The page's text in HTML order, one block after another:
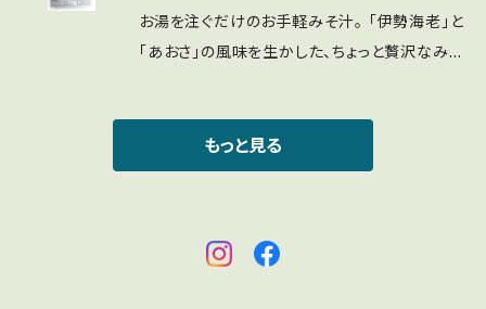
ｇ、1袋ずつ個包装になっています。
風味。 厳選素材・その弐【鴨川産・房州ひじき】
・・・鮮度の高い地元のひじきは、煮崩れがなくふ
節、ひじき、ごま、しょうゆ、みりん、砂糖、酢、（原
材料の一部に小麦、大豆含む） 内容量：40ｇ
お湯を注ぐだけのお手軽みそ汁。 「伊勢海老」と
「あおさ」の風味を生かした、ちょっと贅沢なみそ
材料名： 調味みそ〔米みそ、豆みそ、かつお節粉
末、伊勢海老だし、酵母エキス、米こうじ加工品、
ふ／とうふ用凝固剤〕 （一部に海老、大豆・小麦
もっと見る